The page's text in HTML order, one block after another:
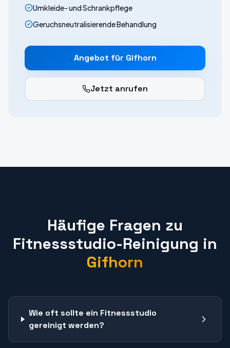
Umkleide- und Schrankpflege
Geruchsneutralisierende Behandlung
Angebot für Gifhorn
Jetzt anrufen
Häufige Fragen zu
Fitnessstudio-Reinigung in
Gifhorn
Wie oft sollte ein Fitnessstudio
gereinigt werden?